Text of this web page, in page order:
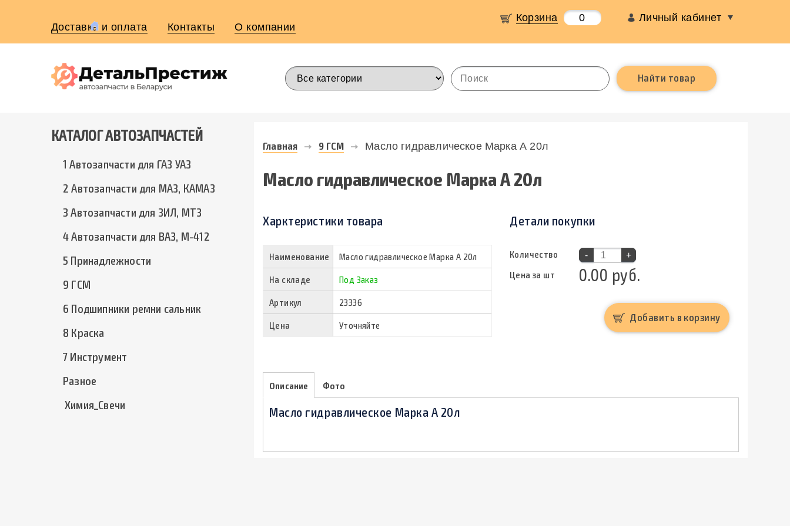
Доставка и оплата Контакты О компании
Корзина 0 Личный кабинет
КАТАЛОГ АВТОЗАПЧАСТЕЙ
1 Автозапчасти для ГАЗ УАЗ
2 Автозапчасти для МАЗ, КАМАЗ
3 Автозапчасти для ЗИЛ, МТЗ
4 Автозапчасти для ВАЗ, М-412
5 Принадлежности
9 ГСМ
6 Подшипники ремни сальник
8 Краска
7 Инструмент
Разное
Химия_Свечи
Главная 9 ГСМ Масло гидравлическое Марка А 20л
Масло гидравлическое Марка А 20л
Харктеристики товара
Наименование Масло гидравлическое Марка А 20л
На складе Под Заказ
Артикул 23336
Цена Уточняйте
Детали покупки
Количество - +
Цена за шт 0.00 руб.
Добавить в корзину
Описание Фото
Масло гидравлическое Марка А 20л